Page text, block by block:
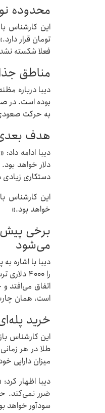
محدوده نوسان
فعلا شکسته
مناطق جذاب برای
بوده است. در
به حرکت
هدف بعدی
دلار خواهد
دستکاری زیادی
خواهد بود.»
برخی
می‌شود
را ۴۰۰۰
اتفاق می‌افتد و
است، همان
خرید
این کارشناس
طلا در هر
میزان دارایی
دیبا اظهار
ضرر نمی‌کند.
سودآور خواهد